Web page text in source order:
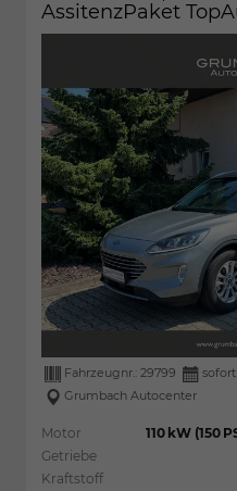
AssitenzPaket
Fahrzeugnr.: 29799
Grumbach Autocenter
Motor
110 kW (150
Getriebe
Kraftstoff